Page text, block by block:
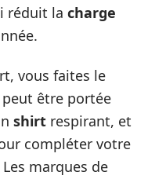
réduit la charge
vous faites le
peut être portée
shirt respirant, et
compléter votre
marques de